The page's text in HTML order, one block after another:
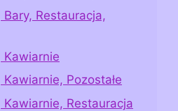
Restauracja,
Kawiarnie
Pozostałe
Restauracja